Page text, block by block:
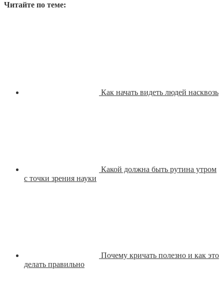
Читайте по теме:
Как начать видеть людей насквозь
Какой должна быть рутина утром
с точки зрения науки
Почему кричать полезно и как это
делать правильно